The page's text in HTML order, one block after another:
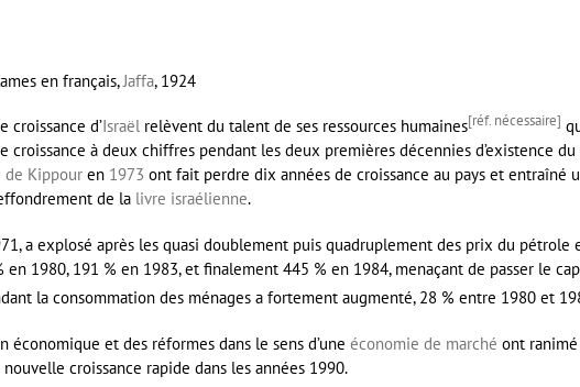
en français,Jaffa, 1924
croissance d’Israël relèvent du talent de ses ressources humaines[réf. nécessaire]
à deux chiffres pendant les deux premières décennies d’existence du
de Kippour en 1973 ont fait perdre dix années de croissance au pays et entraîné
de la livre israélienne.
a explosé après les quasi doublement puis quadruplement des prix du pétrole
1980, 191 % en 1983, et finalement 445 % en 1984, menaçant de passer le cap
la consommation des ménages a fortement augmenté, 28 % entre 1980 et
économique et des réformes dans le sens d’une économie de marché ont
croissance rapide dans les années 1990.